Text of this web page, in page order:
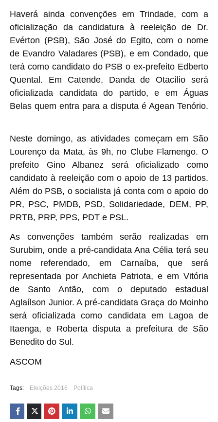
Haverá ainda convenções em Trindade, com a
oficialização da candidatura à reeleição de Dr.
Evérton (PSB), São José do Egito, com o nome
de Evandro Valadares (PSB), e em Condado, que
terá como candidato do PSB o ex-prefeito Edberto
Quental. Em Catende, Danda de Otacílio será
oficializada candidata do partido, e em Águas
Belas quem entra para a disputa é Agean Tenório.
Neste domingo, as atividades começam em São
Lourenço da Mata, às 9h, no Clube Flamengo. O
prefeito Gino Albanez será oficializado como
candidato à reeleição com o apoio de 13 partidos.
Além do PSB, o socialista já conta com o apoio do
PR, PSC, PMDB, PSD, Solidariedade, DEM, PP,
PRTB, PRP, PPS, PDT e PSL.
As convenções também serão realizadas em
Surubim, onde a pré-candidata Ana Célia terá seu
nome referendado, em Carnaíba, que será
representada por Anchieta Patriota, e em Vitória
de Santo Antão, com o deputado estadual
Aglaílson Junior. A pré-candidata Graça do Moinho
será oficializada como candidata em Lagoa de
Itaenga, e Roberta disputa a prefeitura de São
Benedito do Sul.
ASCOM
Tags: Eleições 2016 Política